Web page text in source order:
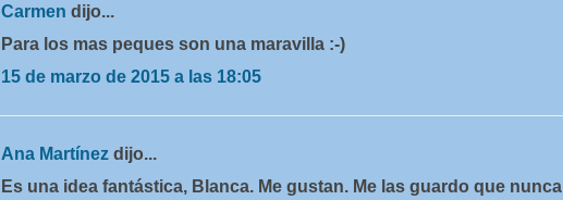
Carmen dijo...
Para los mas peques son una maravilla :-)
15 de marzo de 2015 a las 18:05
Ana Martínez dijo...
Es una idea fantástica, Blanca. Me gustan. Me las guardo que nunca